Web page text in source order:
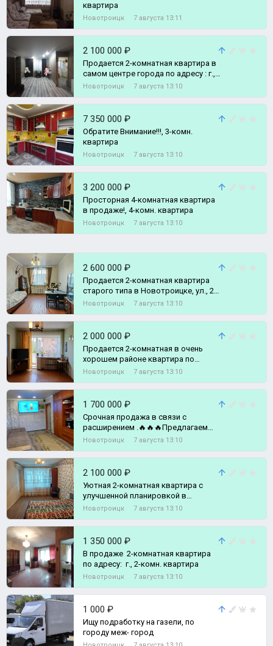
квартира
Новотроицк 7 августа 13:11
2 100 000 ₽
Продается 2-комнатная квартира в
самом центре города по адресу : г.,
2-комн. квартира
Новотроицк 7 августа 13:10
7 350 000 ₽
Обратите Внимание!!!, 3-комн.
квартира
Новотроицк 7 августа 13:10
3 200 000 ₽
Просторная 4-комнатная квартира
в продаже!, 4-комн. квартира
Новотроицк 7 августа 13:10
2 600 000 ₽
Продается 2-комнатная квартира
старого типа в Новотроицке, ул., 2-
комн. квартира
Новотроицк 7 августа 13:10
2 000 000 ₽
Продается 2-комнатная в очень
хорошем районе квартира по
адресу: г., 2-комн. квартира
Новотроицк 7 августа 13:10
1 700 000 ₽
Срочная продажа в связи с
расширением .🔥🔥🔥Предлагаем
Вашему вниманию уютную, светлую
Новотроицк 7 августа 13:10
2 100 000 ₽
Уютная 2-комнатная квартира с
улучшенной планировкой в
Новотроицке!, 2-комн. квартира
Новотроицк 7 августа 13:10
1 350 000 ₽
В продаже 2-комнатная квартира
по адресу: г., 2-комн. квартира
Новотроицк 7 августа 13:10
1 000 ₽
Ищу подработку на газели, по
городу меж- город